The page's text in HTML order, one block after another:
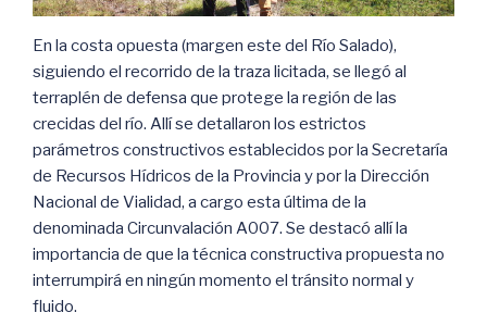
En la costa opuesta (margen este del Río Salado),
siguiendo el recorrido de la traza licitada, se llegó al
terraplén de defensa que protege la región de las
crecidas del río. Allí se detallaron los estrictos
parámetros constructivos establecidos por la Secretaría
de Recursos Hídricos de la Provincia y por la Dirección
Nacional de Vialidad, a cargo esta última de la
denominada Circunvalación A007. Se destacó allí la
importancia de que la técnica constructiva propuesta no
interrumpirá en ningún momento el tránsito normal y
fluido.